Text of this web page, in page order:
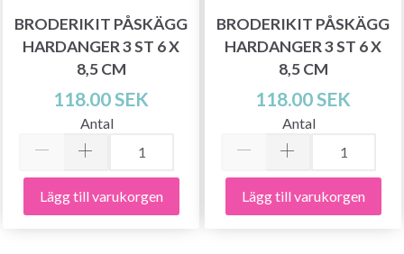
BRODERIKIT PÅSKÄGG
HARDANGER 3 ST 6 X
8,5 CM
118.00 SEK
Antal
Lägg till varukorgen
BRODERIKIT PÅSKÄGG
HARDANGER 3 ST 6 X
8,5 CM
118.00 SEK
Antal
Lägg till varukorgen